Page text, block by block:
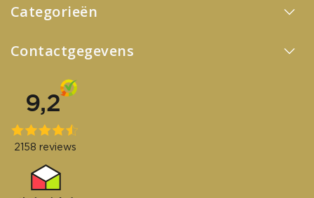
Categorieën
Contactgegevens